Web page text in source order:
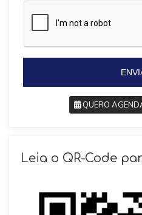
i
l
QUERO
Leia o QR-Code